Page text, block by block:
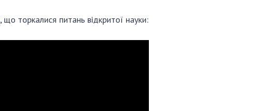
, що торкалися питань відкритої науки: